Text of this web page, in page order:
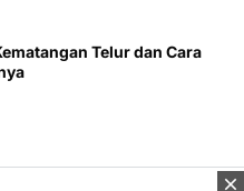
Telur dan Cara